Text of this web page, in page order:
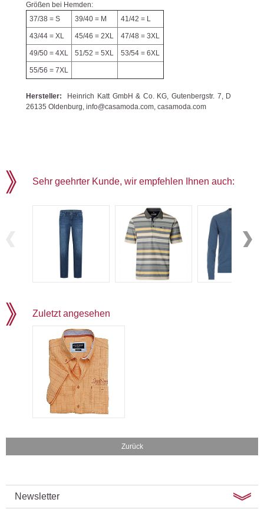
Größen bei Hemden:
37/38 = S
39/40 = M 41/42 = L
43/44 = XL 45/46 = 2XL 47/48 = 3XL
49/50 = 4XL 51/52 = 5XL 53/54 = 6XL
55/56 = 7XL
Hersteller: Heinrich Katt GmbH & Co. KG, Gutenbergstr. 7, D
26135 Oldenburg, info@casamoda.com, casamoda.com
Sehr geehrter Kunde, wir empfehlen Ihnen auch:
Zuletzt angesehen
Zurück
Newsletter